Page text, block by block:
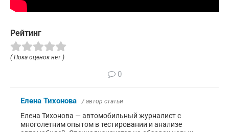
Рейтинг
( Пока оценок нет )
0
Елена Тихонова / автор статьи
Елена Тихонова — автомобильный журналист с
многолетним опытом в тестировании и анализе